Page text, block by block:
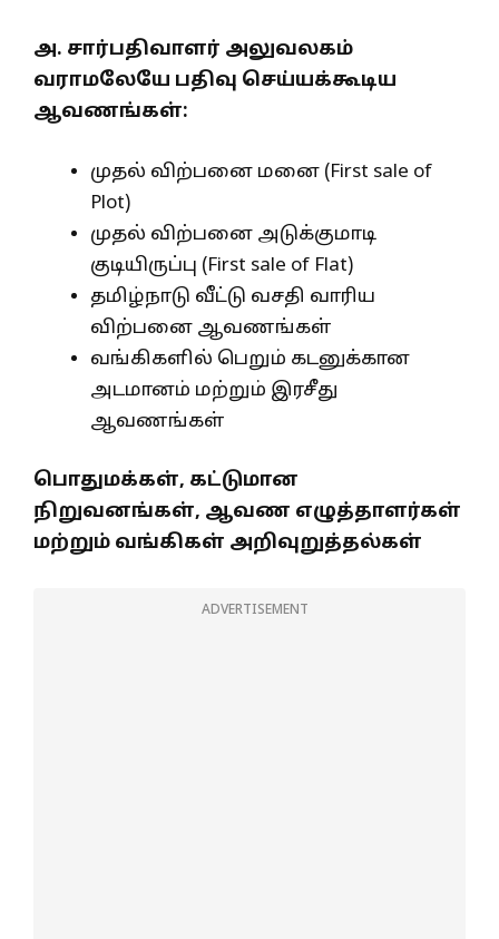
அ. சார்பதிவாளர் அலுவலகம்
வராமலேயே பதிவு செய்யக்கூடிய
ஆவணங்கள்:
முதல் விற்பனை மனை (First sale of
Plot)
முதல் விற்பனை அடுக்குமாடி
குடியிருப்பு (First sale of Flat)
தமிழ்நாடு வீட்டு வசதி வாரிய
விற்பனை ஆவணங்கள்
வங்கிகளில் பெறும் கடனுக்கான
அடமானம் மற்றும் இரசீது
ஆவணங்கள்
பொதுமக்கள், கட்டுமான
நிறுவனங்கள், ஆவண எழுத்தாளர்கள்
மற்றும் வங்கிகள் அறிவுறுத்தல்கள்
ADVERTISEMENT